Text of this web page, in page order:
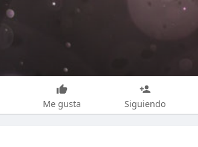
Me gusta Siguiendo